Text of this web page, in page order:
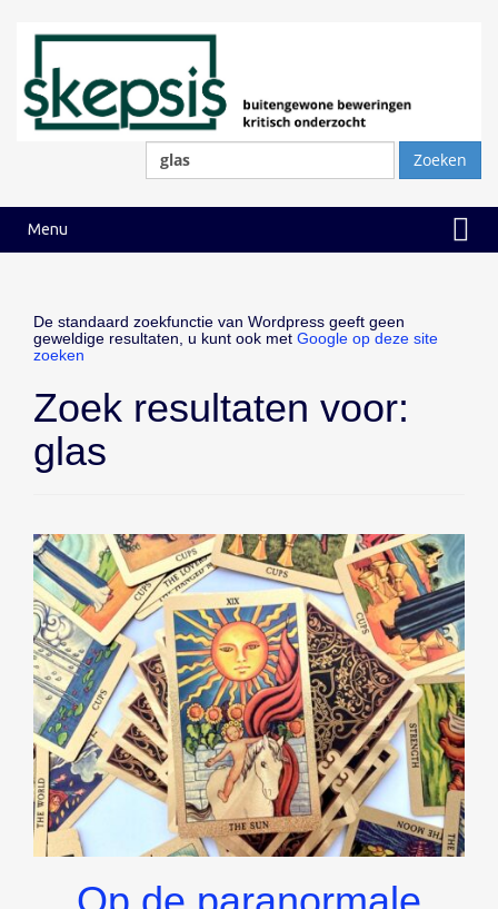
Zoeken
naar:
Menu
De standaard zoekfunctie van Wordpress geeft geen
geweldige resultaten, u kunt ook met Google op deze site
zoeken
Zoek resultaten voor:
glas